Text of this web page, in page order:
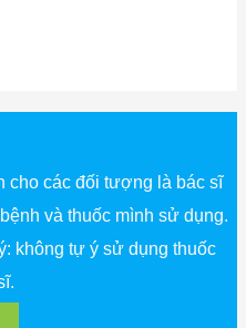
cho các đối tượng là bác sĩ
và thuốc mình sử dụng.
không tự ý sử dụng thuốc